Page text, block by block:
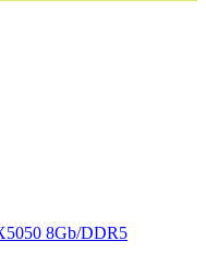
8Gb/DDR5